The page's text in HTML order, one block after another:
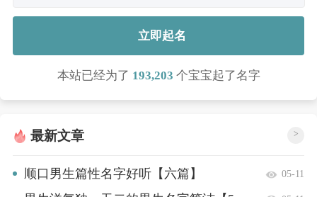
立即起名
本站已经为了 193,203 个宝宝起了名字
最新文章 >
顺口男生篇性名字好听【六篇】 05-11